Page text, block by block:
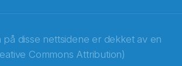
på disse nettsidene er dekket av en
Commons Attribution)